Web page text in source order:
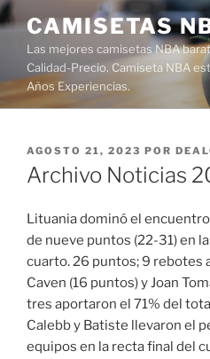
Saltar
al
contenido
CAMISETAS
Las mejores camisetas NBA
Calidad-Precio. Camiseta NBA
Años Experiencias.
PUBLICADO
EL
AGOSTO 21, 2023 POR
Archivo Noticias
Lituania dominó el
de nueve puntos (22-31) en
cuarto. 26 puntos; 9 rebotes
Caven (16 puntos) y Joan
tres aportaron el 71% del
Calebb y Batiste llevaron el
equipos en la recta final del